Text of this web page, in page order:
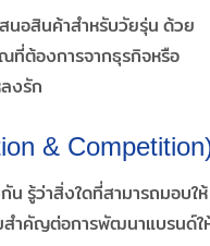
นอสินค้าสำหรับวัยรุ่น ด้วย
ที่ต้องการจากธุรกิจหรือ
งรัก
&
น รู้ว่าสิ่งใดที่สามารถมอบให้
สำคัญต่อการพัฒนาแบรนด์ใ